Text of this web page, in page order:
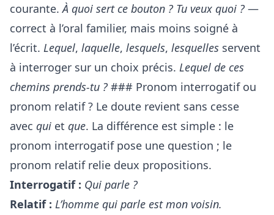
courante.À quoi sert ce bouton ? Tu veux quoi ? —
correct à l’oral familier, mais moins soigné à
l’écrit. Lequel, laquelle, lesquels, lesquelles servent
à interroger sur un choix précis. Lequel de ces
chemins prends-tu ? ### Pronom interrogatif ou
pronom relatif ? Le doute revient sans cesse
avec qui et que. La différence est simple : le
pronom interrogatif pose une question ; le
pronom relatif relie deux propositions.
Interrogatif : Qui parle ?
Relatif : L’homme qui parle est mon voisin.